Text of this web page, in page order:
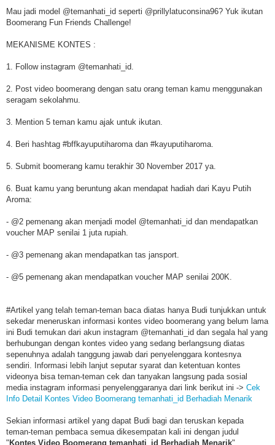
Mau jadi model @temanhati_id seperti @prillylatuconsina96? Yuk ikutan
Boomerang Fun Friends Challenge!
MEKANISME KONTES :
1. Follow instagram @temanhati_id.
2. Post video boomerang dengan satu orang teman kamu menggunakan
seragam sekolahmu.
3. Mention 5 teman kamu ajak untuk ikutan.
4. Beri hashtag #bffkayuputiharoma dan #kayuputiharoma.
5. Submit boomerang kamu terakhir 30 November 2017 ya.
6. Buat kamu yang beruntung akan mendapat hadiah dari Kayu Putih
Aroma:
- @2 pemenang akan menjadi model @temanhati_id dan mendapatkan
voucher MAP senilai 1 juta rupiah.
- @3 pemenang akan mendapatkan tas jansport.
- @5 pemenang akan mendapatkan voucher MAP senilai 200K.
#Artikel yang telah teman-teman baca diatas hanya Budi tunjukkan untuk
sekedar meneruskan informasi kontes video boomerang yang belum lama
ini Budi temukan dari akun instagram @temanhati_id dan segala hal yang
berhubungan dengan kontes video yang sedang berlangsung diatas
sepenuhnya adalah tanggung jawab dari penyelenggara kontesnya
sendiri. Informasi lebih lanjut seputar syarat dan ketentuan kontes
videonya bisa teman-teman cek dan tanyakan langsung pada sosial
media instagram informasi penyelenggaranya dari link berikut ini -> Cek
Info Detail Kontes Video Boomerang temanhati_id Berhadiah Menarik
Sekian informasi artikel yang dapat Budi bagi dan teruskan kepada
teman-teman pembaca semua dikesempatan kali ini dengan judul
" Kontes Video Boomerang temanhati_id Berhadiah Menarik".